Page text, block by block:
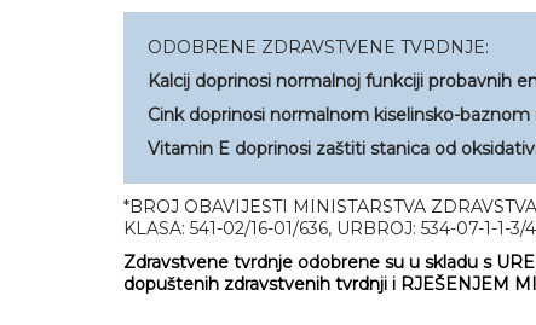
ODOBRENE ZDRAVSTVENE TVRDNJE:
Kalcij doprinosi normalnoj funkciji probavnih
Cink doprinosi normalnom kiselinsko-
Vitamin E doprinosi zaštiti stanica od
*BROJ OBAVIJESTI MINISTARSTVA
KLASA: 541-02/16-01/636, URBROJ: 534-07-1-1-3/
Zdravstvene tvrdnje odobrene su u skladu s
dopuštenih zdravstvenih tvrdnji i RJEŠENJEM